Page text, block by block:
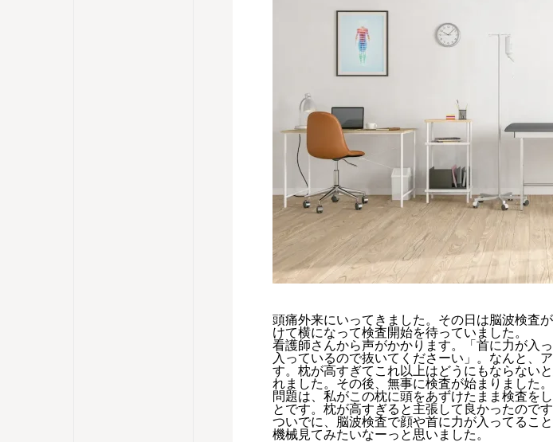
頭痛外来にいってきました。その日は脳波検査
けて横になって検査開始を待っていました。
看護師さんから声がかかります。「首に力が入
入っているので抜いてくださーい」。なんと、
す。枕が高すぎてこれ以上はどうにもならない
れました。その後、無事に検査が始まりました。
問題は、私がこの枕に頭をあずけたまま検査を
とです。枕が高すぎると主張して良かったのです
ついでに、脳波検査で顔や首に力が入ってるこ
機械見てみたいなーっと思いました。